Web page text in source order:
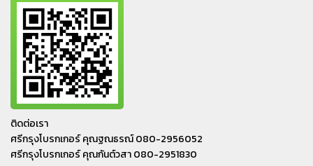
ติดต่อเรา
ศรีกรุงโบรกเกอร์ คุณฐณธรณ์ 080-2956052
ศรีกรุงโบรกเกอร์ คุณกันต์วสา 080-2951830